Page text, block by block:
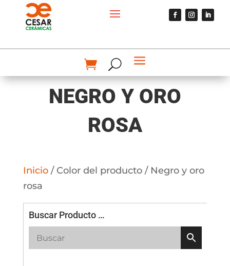
NEGRO Y ORO
ROSA
Inicio/ Color del producto / Negro y oro
rosa
Buscar Producto …